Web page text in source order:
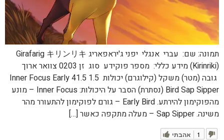
תמונה: שם: עברי אנגלי יפני ג'יראפאריג Girafarig キリンリキ
(Kirinriki) מידע כללי: מספר פוקידע סוג זן 0203 צוואר ארוך
גובה (מטר) משקל (קילוגרם) יכולות 1.5 41.5 Inner Focus Early
Bird Sap Sipper (נסתרת) הסבר על היכולות: Inner Focus – מונע
מהפוקימון להירתע. Early Bird – גורם לפוקימון להתעורר מהר
משינה. Sap Sipper – מעלה מתקפה כאשר […]
אהבתי 1